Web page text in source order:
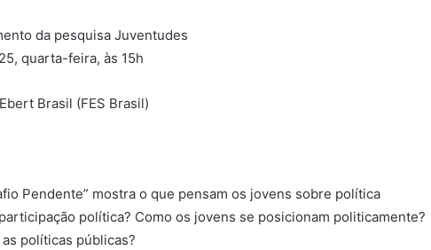
da pesquisa Juventudes
quarta-feira, às 15h
Brasil (FES Brasil)
Pendente” mostra o que pensam os jovens sobre política
política? Como os jovens se posicionam politicamente?
políticas públicas?